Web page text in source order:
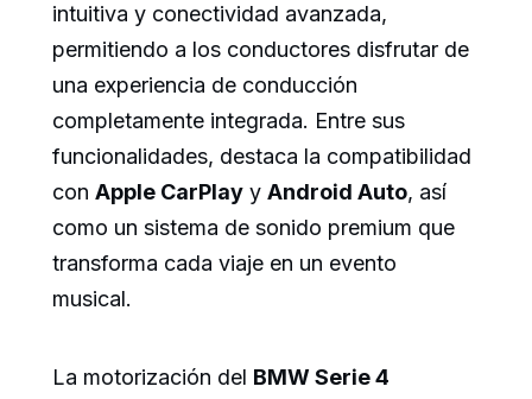
intuitiva y conectividad avanzada,
permitiendo a los conductores disfrutar de
una experiencia de conducción
completamente integrada. Entre sus
funcionalidades, destaca la compatibilidad
con Apple CarPlay y Android Auto, así
como un sistema de sonido premium que
transforma cada viaje en un evento
musical.
La motorización del BMW Serie 4